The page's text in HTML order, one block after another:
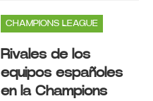
CHAMPIONS LEAGUE
Rivales de los
equipos españoles
en la Champions